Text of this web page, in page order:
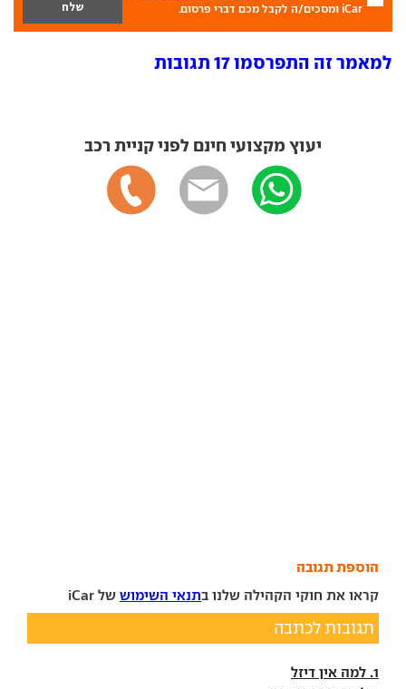
iCar ומסכים/ה לקבל מכם דברי פרסום.
למאמר זה התפרסמו 17 תגובות
יעוץ מקצועי חינם לפני קניית רכב
הוספת תגובה
קראו את חוקי הקהילה שלנו בתנאי השימוש של iCar
תגובות לכתבה
1. למה אין דיזל